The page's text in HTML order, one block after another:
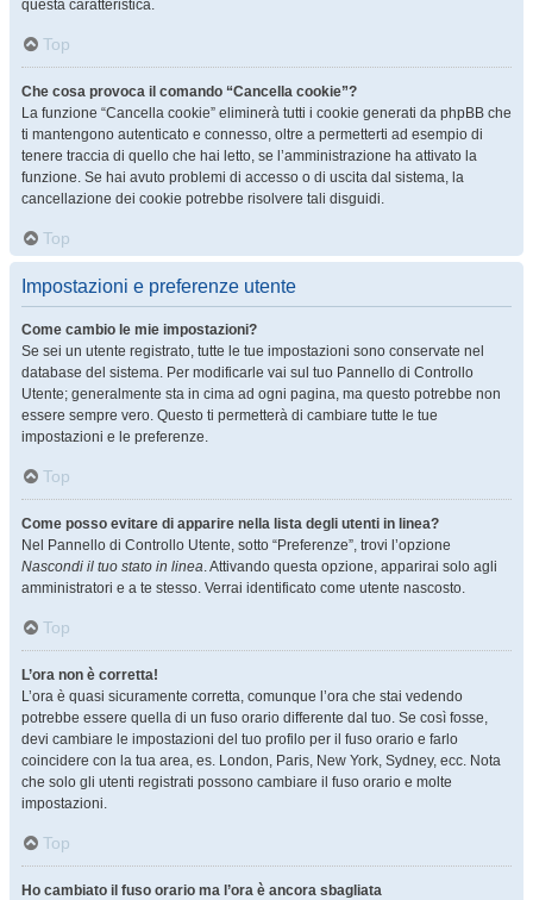
questa caratteristica.
Top
Che cosa provoca il comando “Cancella cookie”?
La funzione “Cancella cookie” eliminerà tutti i cookie generati da phpBB che
ti mantengono autenticato e connesso, oltre a permetterti ad esempio di
tenere traccia di quello che hai letto, se l’amministrazione ha attivato la
funzione. Se hai avuto problemi di accesso o di uscita dal sistema, la
cancellazione dei cookie potrebbe risolvere tali disguidi.
Top
Impostazioni e preferenze utente
Come cambio le mie impostazioni?
Se sei un utente registrato, tutte le tue impostazioni sono conservate nel
database del sistema. Per modificarle vai sul tuo Pannello di Controllo
Utente; generalmente sta in cima ad ogni pagina, ma questo potrebbe non
essere sempre vero. Questo ti permetterà di cambiare tutte le tue
impostazioni e le preferenze.
Top
Come posso evitare di apparire nella lista degli utenti in linea?
Nel Pannello di Controllo Utente, sotto “Preferenze”, trovi l’opzione
Nascondi il tuo stato in linea. Attivando questa opzione, apparirai solo agli
amministratori e a te stesso. Verrai identificato come utente nascosto.
Top
L’ora non è corretta!
L’ora è quasi sicuramente corretta, comunque l’ora che stai vedendo
potrebbe essere quella di un fuso orario differente dal tuo. Se così fosse,
devi cambiare le impostazioni del tuo profilo per il fuso orario e farlo
coincidere con la tua area, es. London, Paris, New York, Sydney, ecc. Nota
che solo gli utenti registrati possono cambiare il fuso orario e molte
impostazioni.
Top
Ho cambiato il fuso orario ma l’ora è ancora sbagliata